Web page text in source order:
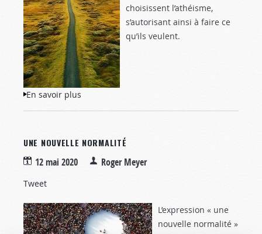
choisissent l’athéisme,
s’autorisant ainsi à faire ce
qu’ils veulent.
En savoir plus
UNE NOUVELLE NORMALITÉ
12 mai 2020 Roger Meyer
Tweet
L’expression « une
nouvelle normalité »